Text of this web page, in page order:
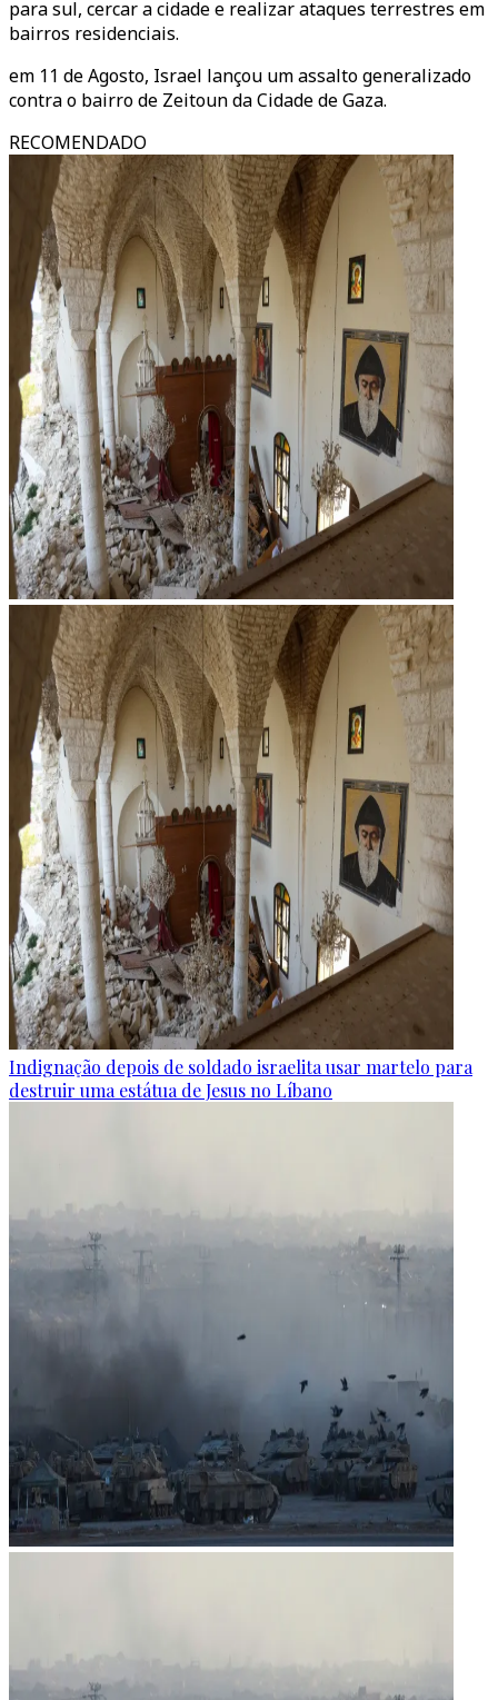
para sul, cercar a cidade e realizar ataques terrestres em
bairros residenciais.
em 11 de Agosto, Israel lançou um assalto generalizado
contra o bairro de Zeitoun da Cidade de Gaza.
RECOMENDADO
Indignação depois de soldado israelita usar martelo para
destruir uma estátua de Jesus no Líbano